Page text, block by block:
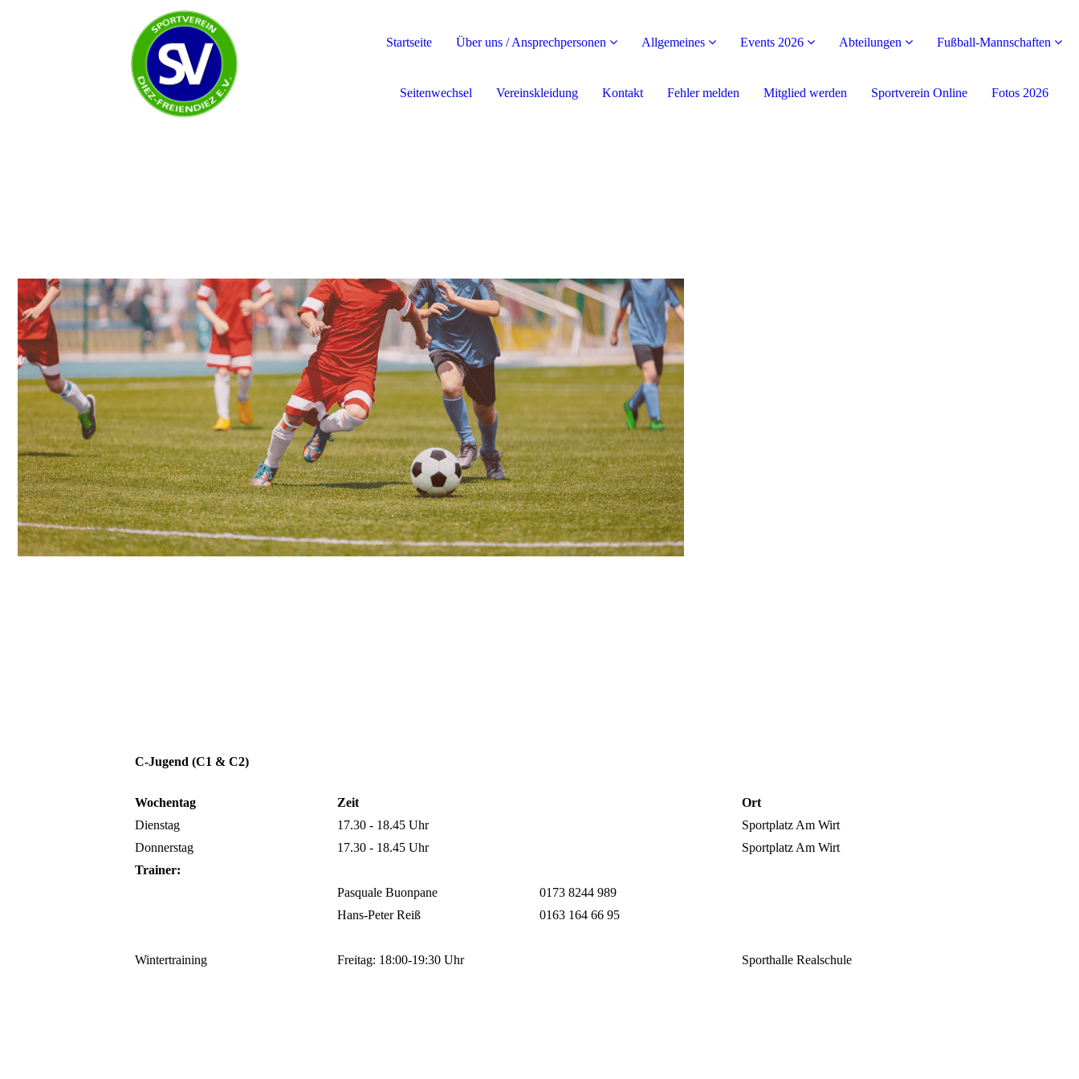
Startseite Über uns / Ansprechpersonen Allgemeines Events 2026 Abteilungen Fußball-Mannschaften
Seitenwechsel Vereinskleidung Kontakt Fehler melden Mitglied werden Sportverein Online Fotos 2026
C-Jugend (C1 & C2)
Wochentag Zeit
Ort
Dienstag
17.30 - 18.45 Uhr
Sportplatz Am Wirt
Donnerstag
17.30 - 18.45 Uhr
Sportplatz Am Wirt
Trainer:
Pasquale Buonpane
0173 8244 989
Hans-Peter Reiß
0163 164 66 95
Wintertraining Freitag: 18:00-19:30 Uhr Sporthalle Realschule